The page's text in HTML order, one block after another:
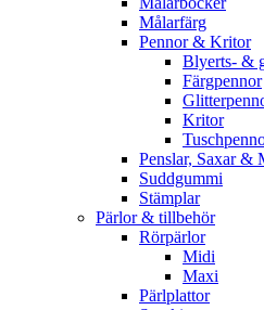
Målarfärg
Pennor & Kritor
Blyerts- &
Färgpennor
Kritor
Penslar, Saxar &
Suddgummi
Stämplar
Pärlor & tillbehör
Rörpärlor
Midi
Maxi
Pärlplattor